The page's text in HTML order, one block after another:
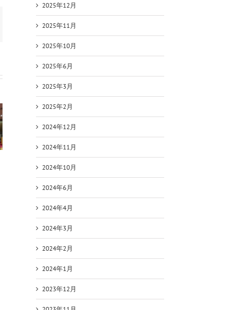
2025年12月
2025年11月
2025年10月
2025年6月
2025年3月
2025年2月
2024年12月
2024年11月
2024年10月
2024年6月
2024年4月
2024年3月
2024年2月
2024年1月
2023年12月